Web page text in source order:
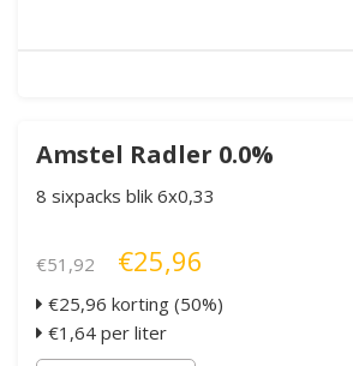
Amstel Radler 0.0%
8 sixpacks blik 6x0,33
€51,92 €25,96
€25,96 korting (50%)
€1,64 per liter